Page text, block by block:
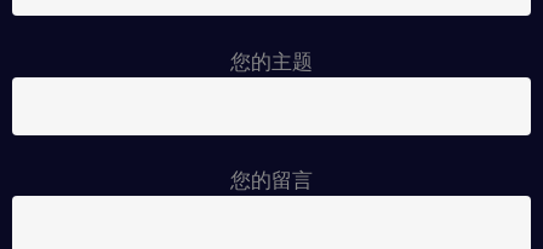
您的主题
您的留言